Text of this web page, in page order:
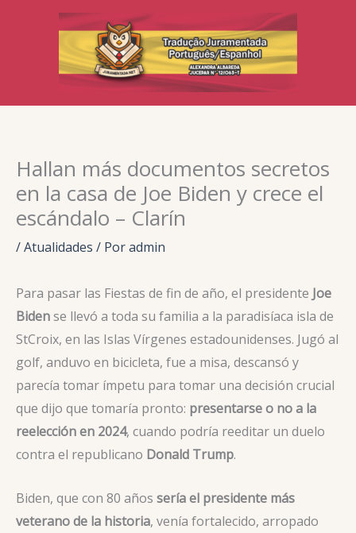
Hallan más documentos secretos
en la casa de Joe Biden y crece el
escándalo – Clarín
/Atualidades / Poradmin
Para pasar las Fiestas de fin de año, el presidente Joe
Bidense llevó a toda su familia a la paradisíaca isla de
StCroix, en las Islas Vírgenes estadounidenses. Jugó al
golf, anduvo en bicicleta, fue a misa, descansó y
parecía tomar ímpetu para tomar una decisión crucial
que dijo que tomaría pronto: presentarse o no a la
reelección en 2024, cuando podría reeditar un duelo
contra el republicano Donald Trump.
Biden, que con 80 años sería el presidente más
veterano de la historia, venía fortalecido, arropado